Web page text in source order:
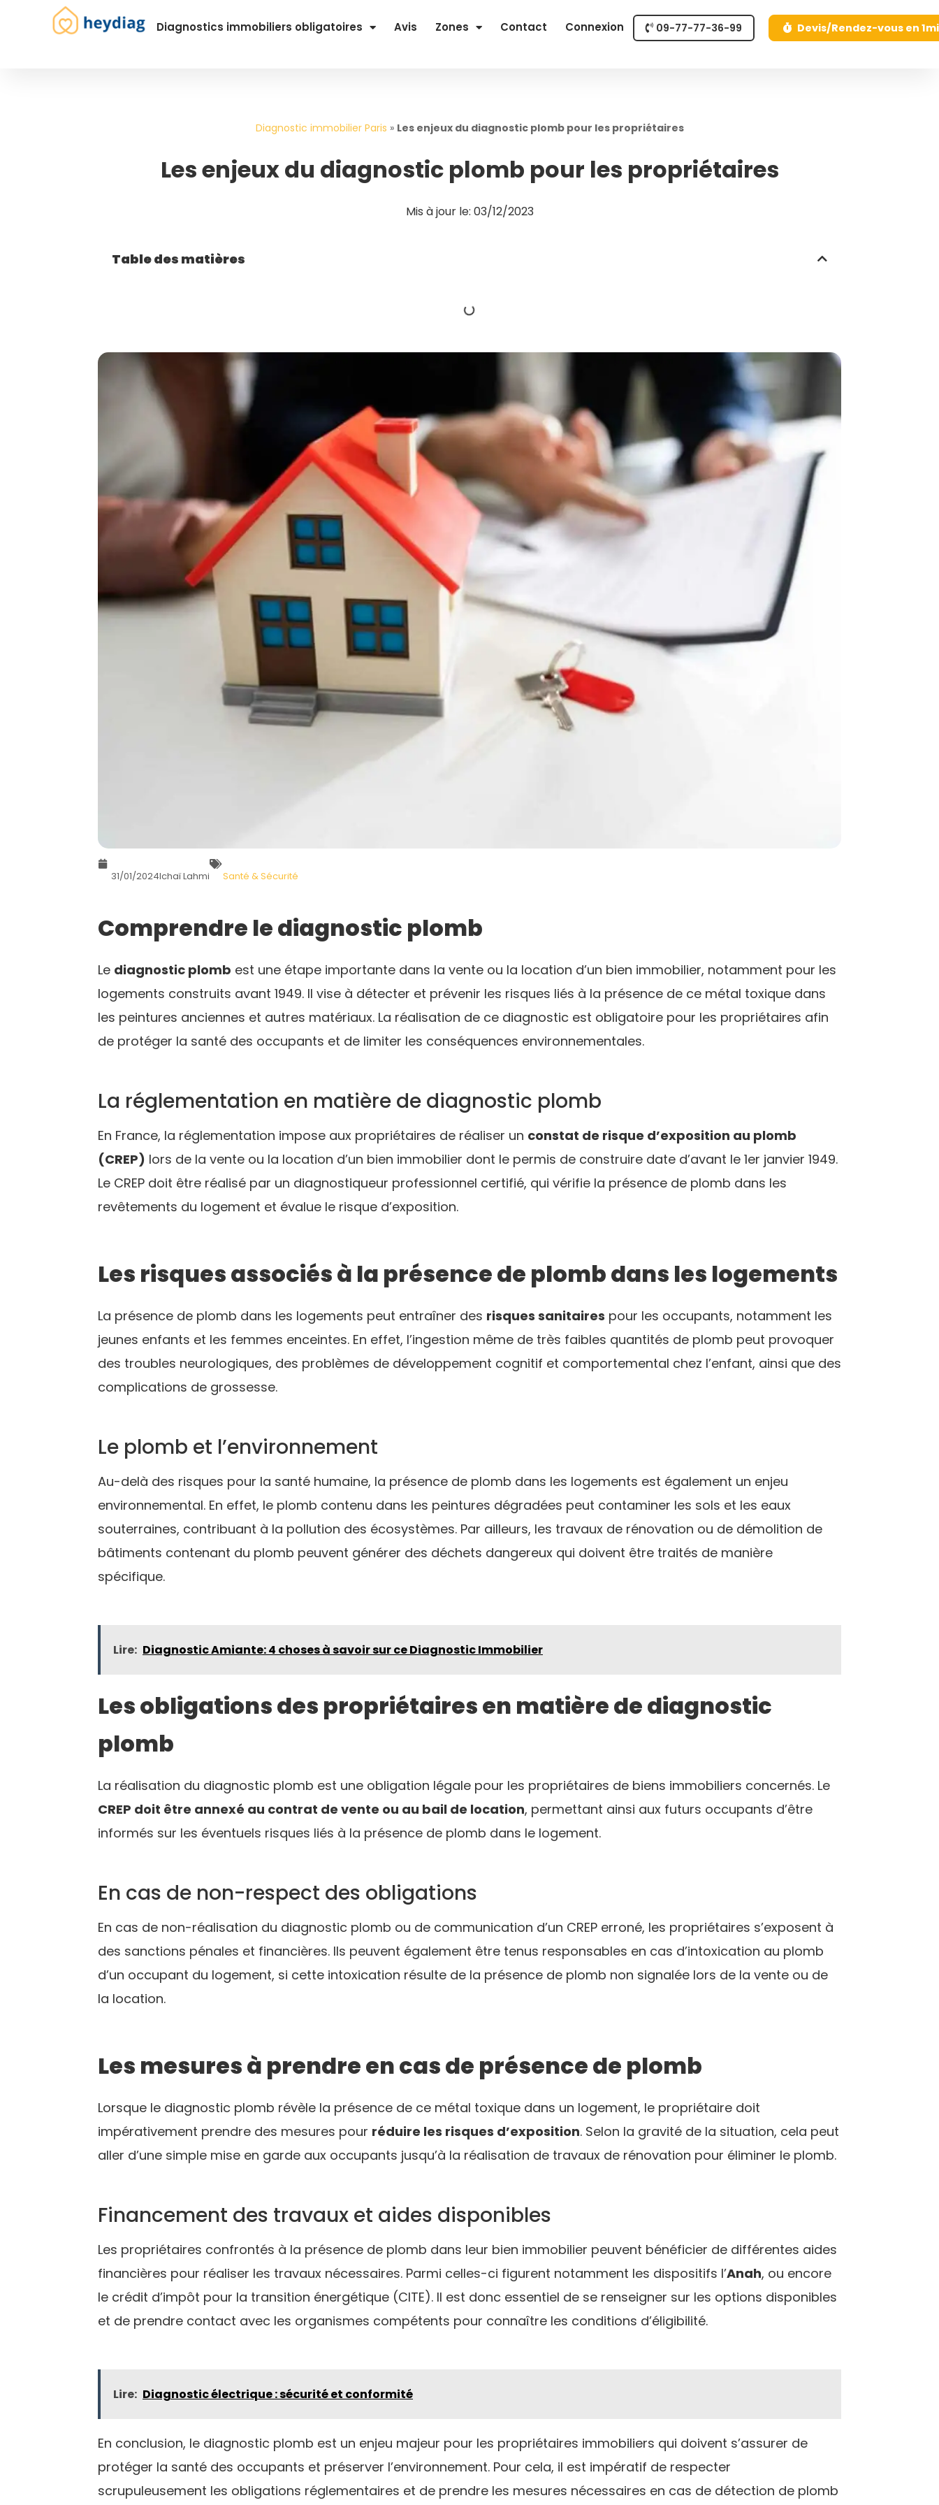
Diagnostics immobiliers obligatoires Avis Zones Contact Connexion 09-77-77-36-99 Devis/Rendez-vous en
Diagnostic immobilier Paris » Les enjeux du diagnostic plomb pour les propriétaires
Les enjeux du diagnostic plomb pour les propriétaires
Mis à jour le: 03/12/2023
Table des matières
31/01/2024Ichaï Lahmi Santé & Sécurité
Comprendre le diagnostic plomb
Le diagnostic plomb est une étape importante dans la vente ou la location d’un bien immobilier, notamment pour les
logements construits avant 1949. Il vise à détecter et prévenir les risques liés à la présence de ce métal toxique dans
les peintures anciennes et autres matériaux. La réalisation de ce diagnostic est obligatoire pour les propriétaires afin
de protéger la santé des occupants et de limiter les conséquences environnementales.
La réglementation en matière de diagnostic plomb
En France, la réglementation impose aux propriétaires de réaliser un constat de risque d’exposition au plomb
(CREP) lors de la vente ou la location d’un bien immobilier dont le permis de construire date d’avant le 1er janvier 1949.
Le CREP doit être réalisé par un diagnostiqueur professionnel certifié, qui vérifie la présence de plomb dans les
revêtements du logement et évalue le risque d’exposition.
Les risques associés à la présence de plomb dans les logements
La présence de plomb dans les logements peut entraîner des risques sanitaires pour les occupants, notamment les
jeunes enfants et les femmes enceintes. En effet, l’ingestion même de très faibles quantités de plomb peut provoquer
des troubles neurologiques, des problèmes de développement cognitif et comportemental chez l’enfant, ainsi que des
complications de grossesse.
Le plomb et l’environnement
Au-delà des risques pour la santé humaine, la présence de plomb dans les logements est également un enjeu
environnemental. En effet, le plomb contenu dans les peintures dégradées peut contaminer les sols et les eaux
souterraines, contribuant à la pollution des écosystèmes. Par ailleurs, les travaux de rénovation ou de démolition de
bâtiments contenant du plomb peuvent générer des déchets dangereux qui doivent être traités de manière
spécifique.
Lire: Diagnostic Amiante: 4 choses à savoir sur ce Diagnostic Immobilier
Les obligations des propriétaires en matière de diagnostic
plomb
La réalisation du diagnostic plomb est une obligation légale pour les propriétaires de biens immobiliers concernés. Le
CREP doit être annexé au contrat de vente ou au bail de location, permettant ainsi aux futurs occupants d’être
informés sur les éventuels risques liés à la présence de plomb dans le logement.
En cas de non-respect des obligations
En cas de non-réalisation du diagnostic plomb ou de communication d’un CREP erroné, les propriétaires s’exposent à
des sanctions pénales et financières. Ils peuvent également être tenus responsables en cas d’intoxication au plomb
d’un occupant du logement, si cette intoxication résulte de la présence de plomb non signalée lors de la vente ou de
la location.
Les mesures à prendre en cas de présence de plomb
Lorsque le diagnostic plomb révèle la présence de ce métal toxique dans un logement, le propriétaire doit
impérativement prendre des mesures pour réduire les risques d’exposition. Selon la gravité de la situation, cela peut
aller d’une simple mise en garde aux occupants jusqu’à la réalisation de travaux de rénovation pour éliminer le plomb.
Financement des travaux et aides disponibles
Les propriétaires confrontés à la présence de plomb dans leur bien immobilier peuvent bénéficier de différentes aides
financières pour réaliser les travaux nécessaires. Parmi celles-ci figurent notamment les dispositifs l’Anah, ou encore
le crédit d’impôt pour la transition énergétique (CITE). Il est donc essentiel de se renseigner sur les options disponibles
et de prendre contact avec les organismes compétents pour connaître les conditions d’éligibilité.
Lire: Diagnostic électrique : sécurité et conformité
En conclusion, le diagnostic plomb est un enjeu majeur pour les propriétaires immobiliers qui doivent s’assurer de
protéger la santé des occupants et préserver l’environnement. Pour cela, il est impératif de respecter
scrupuleusement les obligations réglementaires et de prendre les mesures nécessaires en cas de détection de plomb